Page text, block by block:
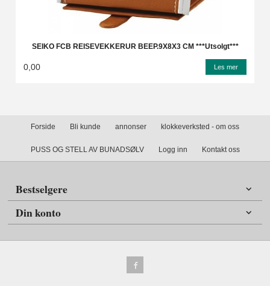
SEIKO FCB REISEVEKKERUR BEEP.9X8X3 CM ***Utsolgt***
0,00 Les mer
Forside Bli kunde annonser klokkeverksted - om oss
PUSS OG STELL AV BUNADSØLV Logg inn Kontakt oss
Bestselgere
Din konto